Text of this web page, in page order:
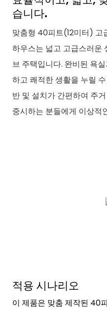
습니다.
맞춤형 40피트(12미터) 고
하우스는 넓고 고급스러운
브 주택입니다. 완비된 욕
하고 쾌적한 생활을 누릴
반 및 설치가 간편하여 주
중시하는 분들에게 이상적
적용 시나리오
이 제품은 맞춤 제작된 40